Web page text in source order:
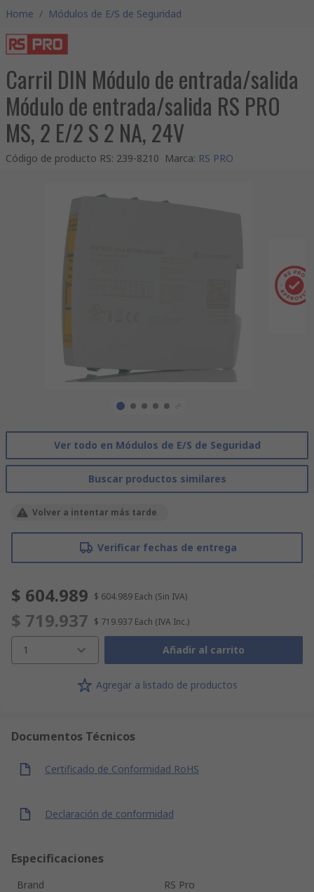
Home / Módulos de E/S de Seguridad
Carril DIN Módulo de entrada/salida
Módulo de entrada/salida RS PRO
MS, 2 E/2 S 2 NA, 24V
Código de producto RS: 239-8210 Marca: RS PRO
Ver todo en Módulos de E/S de Seguridad
Buscar productos similares
Volver a intentar más tarde
Verificar fechas de entrega
$ 604.989 $ 604.989 Each (Sin IVA)
$ 719.937 $ 719.937 Each (IVA Inc.)
1 Añadir al carrito
Agregar a listado de productos
Documentos Técnicos
Certificado de Conformidad RoHS
Declaración de conformidad
Especificaciones
Brand
RS Pro